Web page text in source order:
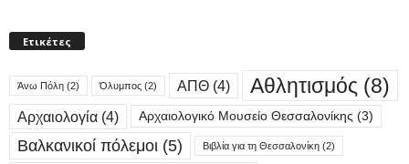
Ετικέτες
Άνω Πόλη (2) Όλυμπος (2) ΑΠΘ (4) Αθλητισμός (8)
Αρχαιολογία (4) Αρχαιολογικό Μουσείο Θεσσαλονίκης (3)
Βαλκανικοί πόλεμοι (5) Βιβλία για τη Θεσσαλονίκη (2)